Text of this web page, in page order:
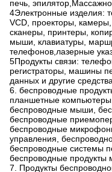
печь,
4Электронные изделия:
VCD, проекторы,
сканеры, принтеры,
мыши, клавиатуры,
телефонов,лазерные
5Продукты связи:
регистраторы, машины
данных и другие
6. беспроводные
планшетные
беспроводные мыши,
беспроводные
беспроводные
управления,
беспроводные системы
беспроводные продукты
7. Продукты